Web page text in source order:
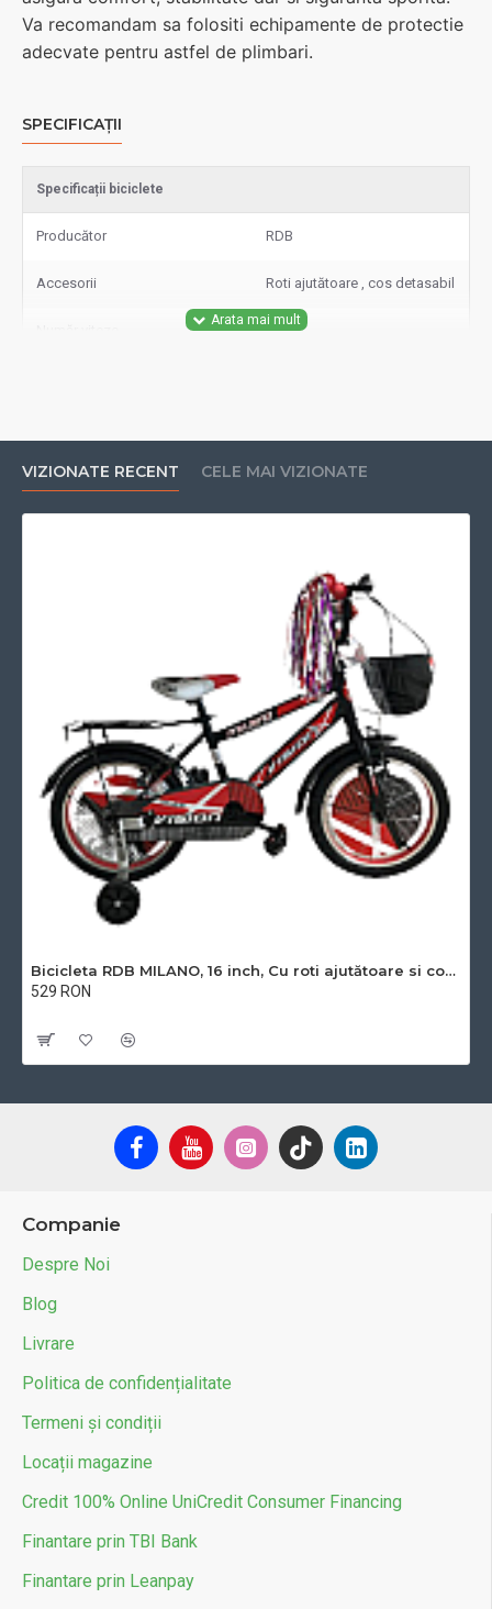
Va recomandam sa folositi echipamente de protectie
adecvate pentru astfel de plimbari.
SPECIFICAȚII
Specificații biciclete
Producător RDB
Accesorii Roti ajutătoare , cos detasabil
-
Înălțime sa (cm) -
Înălțime corp utilizator (cm) 85 - 120
16
Frane bicicleta -
Asamblare necesara Da
VIZIONATE RECENT CELE MAI VIZIONATE
Bicicleta RDB MILANO, 16 inch, Cu roti ajutătoare si cos pentru depozitare, Rosu
529 RON
Companie
Despre Noi
Blog
Livrare
Politica de confidențialitate
Termeni și condiții
Locații magazine
Credit 100% Online UniCredit Consumer Financing
Finantare prin TBI Bank
Finantare prin Leanpay